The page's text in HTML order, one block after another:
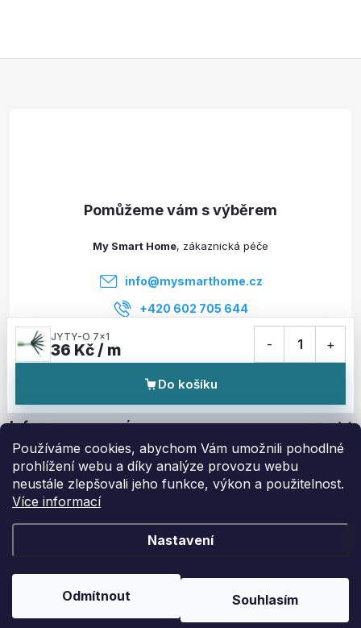
Používáme cookies, abychom Vám umožnili pohodlné
prohlížení webu a díky analýze provozu webu
neustále zlepšovali jeho funkce, výkon a použitelnost.
Více informací
Nastavení
Odmítnout Souhlasím
Informace pro vás
Zajímavé odkazy
My Smart Home
info@mysmarthome.cz
+420 602 705 644
Copyright 2026
nastavení cookies
JYTY-O 7x1
36 Kč / m - 1 +
Do košíku